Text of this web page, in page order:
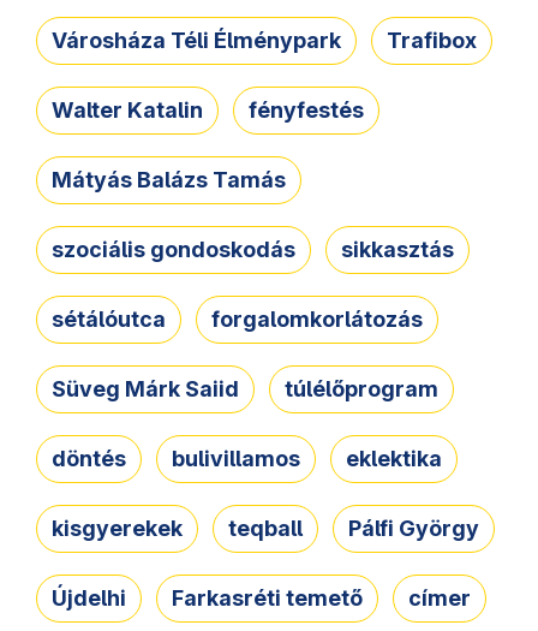
Városháza Téli Élménypark Trafibox
Walter Katalin fényfestés
Mátyás Balázs Tamás
szociális gondoskodás sikkasztás
sétálóutca forgalomkorlátozás
Süveg Márk Saiid túlélőprogram
döntés bulivillamos eklektika
kisgyerekek teqball Pálfi György
Újdelhi Farkasréti temető címer